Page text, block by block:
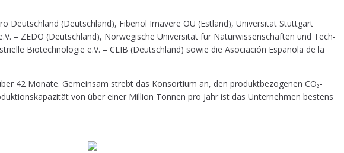
Deutsch­land (Deutsch­land), Fibe­nol Ima­ve­re OÜ (Est­land), Uni­ver­si­tät Stutt­gart
– ZEDO (Deutsch­land), Nor­we­gi­sche Uni­ver­si­tät für Natur­wis­sen­schaf­ten und Tech­
Bio­tech­no­lo­gie e.V. – CLIB (Deutsch­land) sowie die Aso­cia­ción Espa­ño­la de la
42 Mona­te. Gemein­sam strebt das Kon­sor­ti­um an, den pro­dukt­be­zo­ge­nen CO₂-
von über einer Mil­li­on Ton­nen pro Jahr ist das Unter­neh­men bes­tens